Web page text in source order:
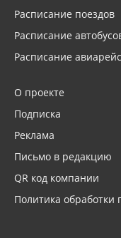
Расписание поездов
Расписание
Расписание
О проекте
Подписка
Реклама
Письмо в редакцию
QR код компании
Политика